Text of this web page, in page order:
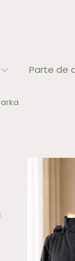
Parte de